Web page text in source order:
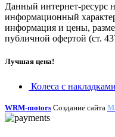
Данный интернет-ресурс
информационный
информация и цены,
публичной офертой (ст.
Лучшая цена!
Колеса с
WRM-motors Создание сайта